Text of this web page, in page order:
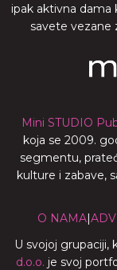
ipak aktivna dama
savete vezane
Mini STUDIO
koja se 2009.
segmentu,
kulture i zabave,
O NAMA|
U svojoj grupaciji,
d.o.o. je svoj